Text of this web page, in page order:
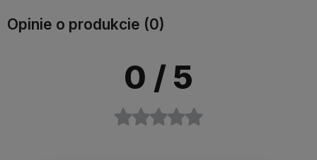
Opinie o produkcie (0)
0 / 5